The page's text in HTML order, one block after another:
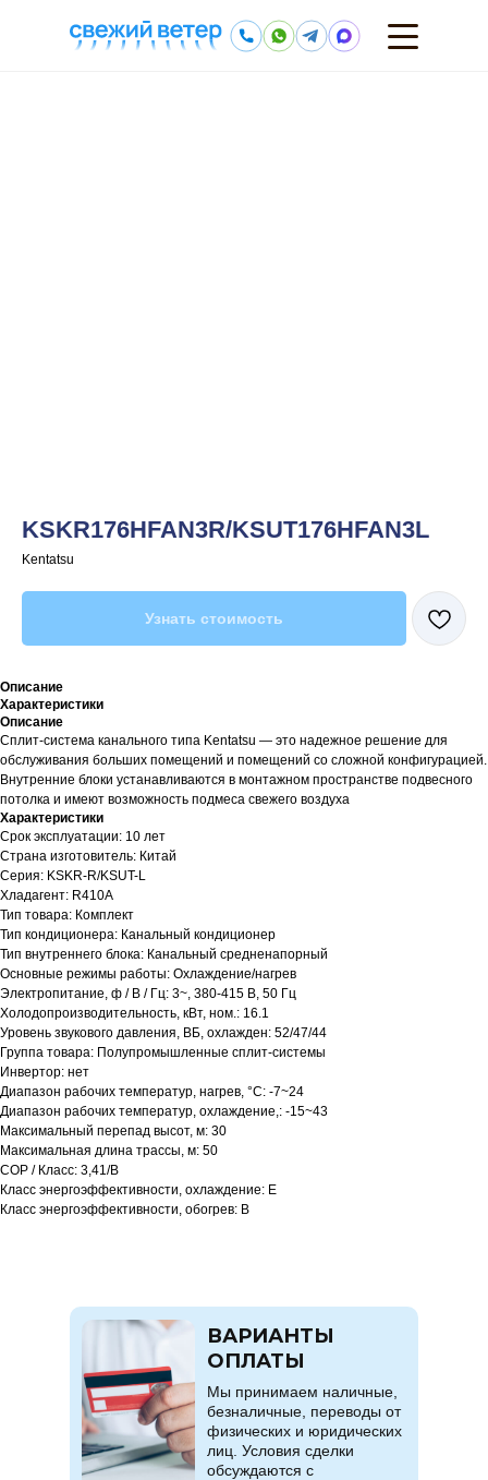
KSKR176HFAN3R/KSUT176HFAN3L
Kentatsu
Узнать стоимость
Описание
Характеристики
Описание
Сплит-система канального типа Kentatsu — это надежное решение для
обслуживания больших помещений и помещений со сложной конфигурацией.
Внутренние блоки устанавливаются в монтажном пространстве подвесного
потолка и имеют возможность подмеса свежего воздуха
Характеристики
Срок эксплуатации: 10 лет
Страна изготовитель: Китай
Серия: KSKR-R/KSUT-L
Хладагент: R410A
Тип товара: Комплект
Тип кондиционера: Канальный кондиционер
Тип внутреннего блока: Канальный средненапорный
Основные режимы работы: Охлаждение/нагрев
Электропитание, ф / В / Гц: 3~, 380-415 В, 50 Гц
Холодопроизводительность, кВт, ном.: 16.1
Уровень звукового давления, ВБ, охлажден: 52/47/44
Группа товара: Полупромышленные сплит-системы
Инвертор: нет
Диапазон рабочих температур, нагрев, °C: -7~24
Диапазон рабочих температур, охлаждение,: -15~43
Максимальный перепад высот, м: 30
Максимальная длина трассы, м: 50
COP / Класс: 3,41/B
Класс энергоэффективности, охлаждение: E
Класс энергоэффективности, обогрев: B
Мы принимаем наличные,
безналичные, переводы от
физических и юридических
лиц. Условия сделки
обсуждаются с
ВАРИАНТЫ
ОПЛАТЫ